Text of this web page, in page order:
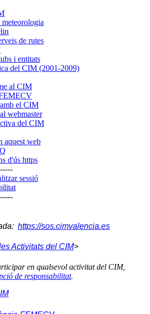
meteorologia
de rutes
i entitats
del CIM (2001-2009)
al CIM
el CIM
webmaster
del CIM
aquest web
d'ús https
sessió
https://sos.cimvalencia.es
Activitats del CIM>
en qualsevol activitat del CIM,
de responsabilitat.